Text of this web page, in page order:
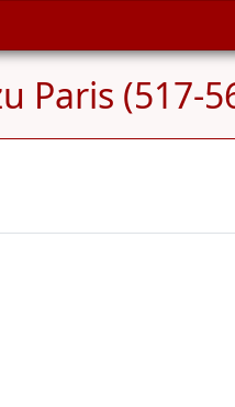
Paris (517-